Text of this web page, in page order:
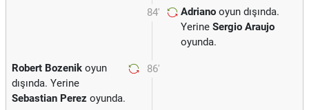
84' Adriano oyun dışında.
Yerine Sergio Araujo
oyunda.
86'
Robert Bozenik oyun
dışında. Yerine
Sebastian Perez oyunda.